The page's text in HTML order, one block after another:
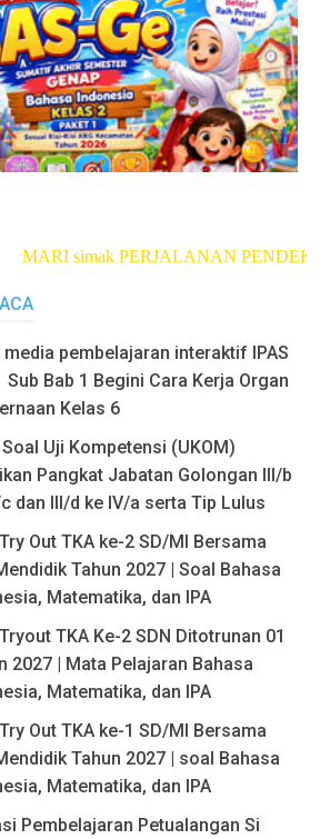
simak PERJALANAN PENDEKAR
media pembelajaran interaktif IPAS
Sub Bab 1 Begini Cara Kerja Organ
Kelas 6
Soal Uji Kompetensi (UKOM)
Pangkat Jabatan Golongan III/b
c dan III/d ke IV/a serta Tip Lulus
Out TKA ke-2 SD/MI Bersama
Tahun 2027 | Soal Bahasa
Matematika, dan IPA
TKA Ke-2 SDN Ditotrunan 01
2027 | Mata Pelajaran Bahasa
Matematika, dan IPA
Out TKA ke-1 SD/MI Bersama
Tahun 2027 | soal Bahasa
Matematika, dan IPA
Pembelajaran Petualangan Si